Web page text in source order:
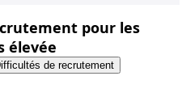
pour les
élevée
de recrutement